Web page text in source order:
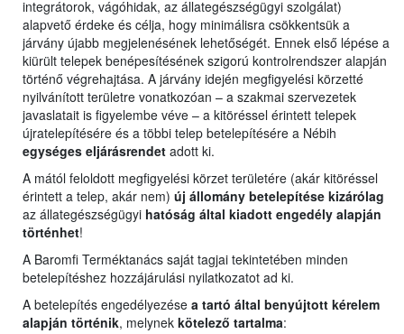
integrátorok, vágóhidak, az állategészségügyi szolgálat)
alapvető érdeke és célja, hogy minimálisra csökkentsük a
járvány újabb megjelenésének lehetőségét. Ennek első lépése a
kiürült telepek benépesítésének szigorú kontrolrendszer alapján
történő végrehajtása. A járvány idején megfigyelési körzetté
nyilvánított területre vonatkozóan – a szakmai szervezetek
javaslatait is figyelembe véve – a kitöréssel érintett telepek
újratelepítésére és a többi telep betelepítésére a Nébih
egységes eljárásrendet adott ki.
A mától feloldott megfigyelési körzet területére (akár kitöréssel
érintett a telep, akár nem) új állomány betelepítése kizárólag
az állategészségügyi hatóság által kiadott engedély alapján
történhet!
A Baromfi Terméktanács saját tagjai tekintetében minden
betelepítéshez hozzájárulási nyilatkozatot ad ki.
A betelepítés engedélyezése a tartó által benyújtott kérelem
alapján történik, melynek kötelező tartalma: